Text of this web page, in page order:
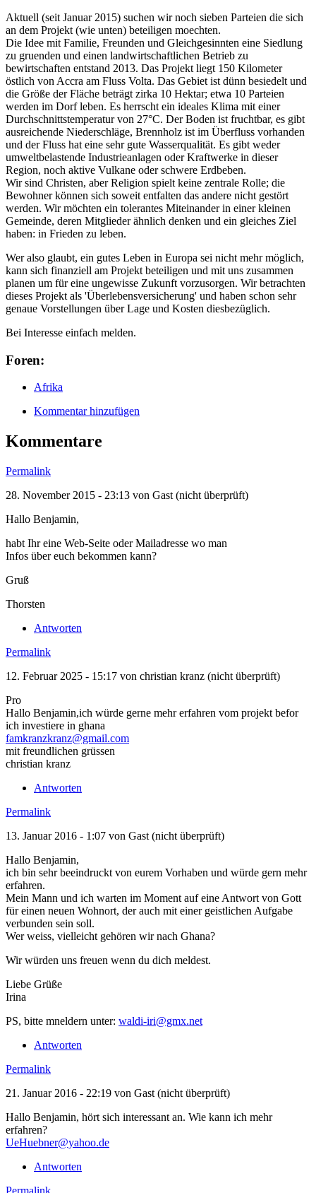
Aktuell (seit Januar 2015) suchen wir noch sieben Parteien die sich
an dem Projekt (wie unten) beteiligen moechten.
Die Idee mit Familie, Freunden und Gleichgesinnten eine Siedlung
zu gruenden und einen landwirtschaftlichen Betrieb zu
bewirtschaften entstand 2013. Das Projekt liegt 150 Kilometer
östlich von Accra am Fluss Volta. Das Gebiet ist dünn besiedelt und
die Größe der Fläche beträgt zirka 10 Hektar; etwa 10 Parteien
werden im Dorf leben. Es herrscht ein ideales Klima mit einer
Durchschnittstemperatur von 27°C. Der Boden ist fruchtbar, es gibt
ausreichende Niederschläge, Brennholz ist im Überfluss vorhanden
und der Fluss hat eine sehr gute Wasserqualität. Es gibt weder
umweltbelastende Industrieanlagen oder Kraftwerke in dieser
Region, noch aktive Vulkane oder schwere Erdbeben.
Wir sind Christen, aber Religion spielt keine zentrale Rolle; die
Bewohner können sich soweit entfalten das andere nicht gestört
werden. Wir möchten ein tolerantes Miteinander in einer kleinen
Gemeinde, deren Mitglieder ähnlich denken und ein gleiches Ziel
haben: in Frieden zu leben.
Wer also glaubt, ein gutes Leben in Europa sei nicht mehr möglich,
kann sich finanziell am Projekt beteiligen und mit uns zusammen
planen um für eine ungewisse Zukunft vorzusorgen. Wir betrachten
dieses Projekt als 'Überlebensversicherung' und haben schon sehr
genaue Vorstellungen über Lage und Kosten diesbezüglich.
Bei Interesse einfach melden.
Foren:
Afrika
Kommentar hinzufügen
Kommentare
Permalink
28. November 2015 - 23:13 von Gast (nicht überprüft)
Hallo Benjamin,
habt Ihr eine Web-Seite oder Mailadresse wo man
Infos über euch bekommen kann?
Gruß
Thorsten
Antworten
Permalink
12. Februar 2025 - 15:17 von christian kranz (nicht überprüft)
Pro
Hallo Benjamin,ich würde gerne mehr erfahren vom projekt befor
ich investiere in ghana
famkranzkranz@gmail.com
mit freundlichen grüssen
christian kranz
Antworten
Permalink
13. Januar 2016 - 1:07 von Gast (nicht überprüft)
Hallo Benjamin,
ich bin sehr beeindruckt von eurem Vorhaben und würde gern mehr
erfahren.
Mein Mann und ich warten im Moment auf eine Antwort von Gott
für einen neuen Wohnort, der auch mit einer geistlichen Aufgabe
verbunden sein soll.
Wer weiss, vielleicht gehören wir nach Ghana?
Wir würden uns freuen wenn du dich meldest.
Liebe Grüße
Irina
PS, bitte mneldern unter: waldi-iri@gmx.net
Antworten
Permalink
21. Januar 2016 - 22:19 von Gast (nicht überprüft)
Hallo Benjamin, hört sich interessant an. Wie kann ich mehr
erfahren?
UeHuebner@yahoo.de
Antworten